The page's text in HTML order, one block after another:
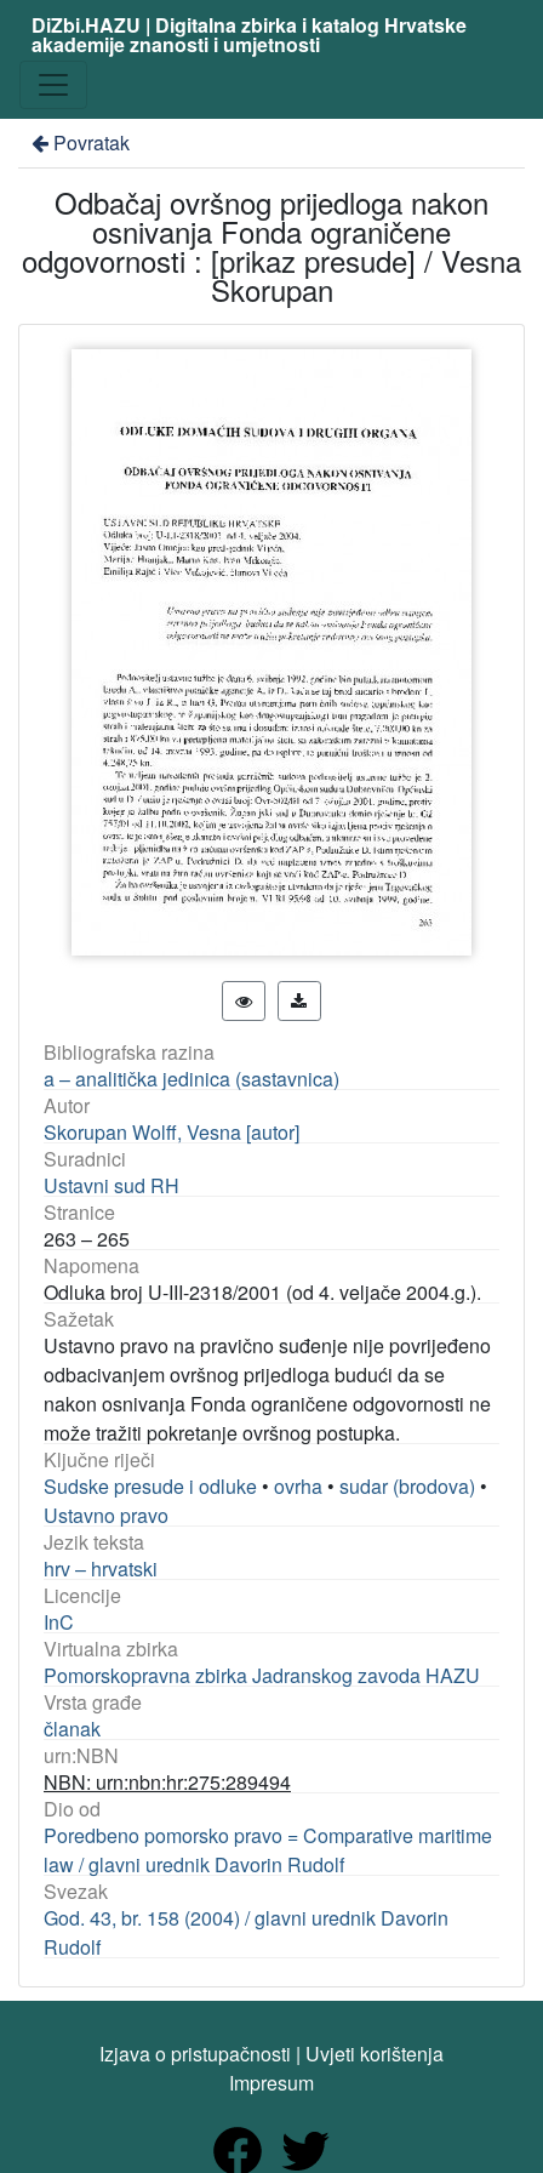
DiZbi.HAZU | Digitalna zbirka i katalog Hrvatske
akademije znanosti i umjetnosti
Povratak
Odbačaj ovršnog prijedloga nakon
osnivanja Fonda ograničene
odgovornosti : [prikaz presude] / Vesna
Skorupan
Bibliografska razina
a – analitička jedinica (sastavnica)
Autor
Skorupan Wolff, Vesna [autor]
Suradnici
Ustavni sud RH
Stranice
263 – 265
Napomena
Odluka broj U-III-2318/2001 (od 4. veljače 2004.g.).
Sažetak
Ustavno pravo na pravično suđenje nije povrijeđeno
odbacivanjem ovršnog prijedloga budući da se
nakon osnivanja Fonda ograničene odgovornosti ne
može tražiti pokretanje ovršnog postupka.
Ključne riječi
Sudske presude i odluke • ovrha • sudar (brodova) •
Ustavno pravo
Jezik teksta
hrv – hrvatski
Licencije
InC
Virtualna zbirka
Pomorskopravna zbirka Jadranskog zavoda HAZU
Vrsta građe
članak
urn:NBN
NBN: urn:nbn:hr:275:289494
Dio od
Poredbeno pomorsko pravo = Comparative maritime
law / glavni urednik Davorin Rudolf
Svezak
God. 43, br. 158 (2004) / glavni urednik Davorin
Rudolf
Izjava o pristupačnosti | Uvjeti korištenja
Impresum